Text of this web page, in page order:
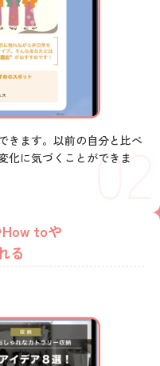
02
きます。以前の自分と比べ
化に気づくことができま
toや
る